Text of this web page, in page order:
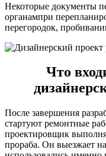
Некоторые документы
органампри
перегородок,
Что
После завершения
стартуют ремонтные
проектировщик
прораба. Он выезжает